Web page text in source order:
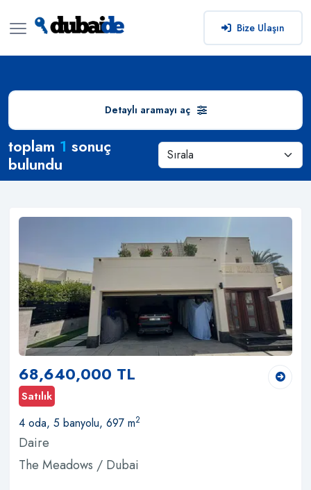
Bize Ulaşın
Arama SonuçlarıDetaylı aramayı aç
toplam 1 sonuç
bulundu
68,640,000 TL
Satılık
4 oda, 5 banyolu, 697 m2
Daire
The Meadows / Dubai